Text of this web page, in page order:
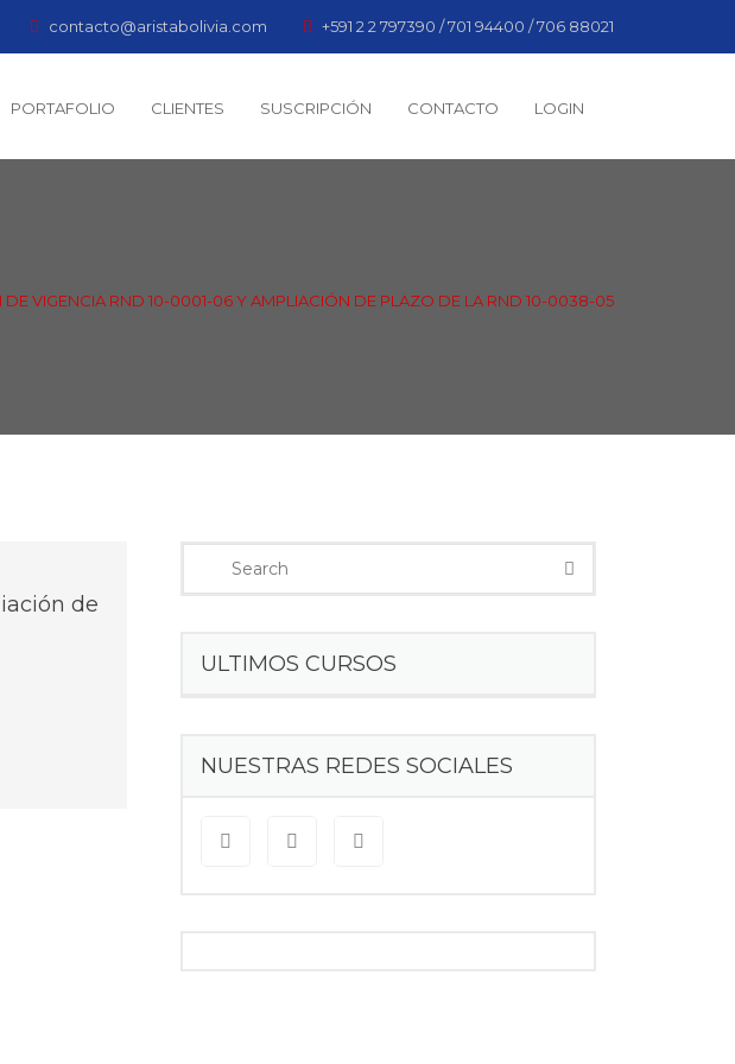
contacto@aristabolivia.com +591 2 2 797390 / 701 94400 / 706 88021
PORTAFOLIO CLIENTES SUSCRIPCIÓN CONTACTO LOGIN
VIGENCIA RND 10-0001-06 Y AMPLIACIÓN DE PLAZO DE LA RND 10-0038-05
de
ULTIMOS CURSOS
NUESTRAS REDES SOCIALES